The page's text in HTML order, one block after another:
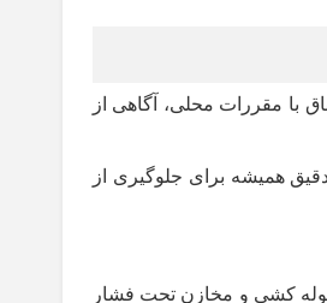
با مقررات محلی، آگاهی از
همیشه برای جلوگیری از
لوله کشی و مخازن تحت فشار